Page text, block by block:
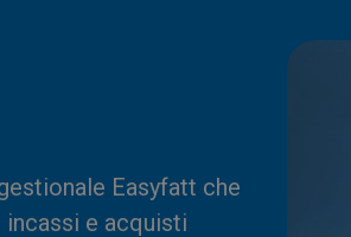
Easyfatt che
e acquisti